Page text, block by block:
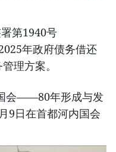
第1940号
年政府债务借还
理方案。
会——80年形成与发
9日在首都河内国会